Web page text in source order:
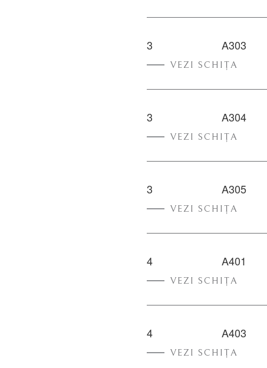
3 A303
VEZI SCHIȚA
3 A304
VEZI SCHIȚA
3 A305
VEZI SCHIȚA
4 A401
VEZI SCHIȚA
4 A403
VEZI SCHIȚA